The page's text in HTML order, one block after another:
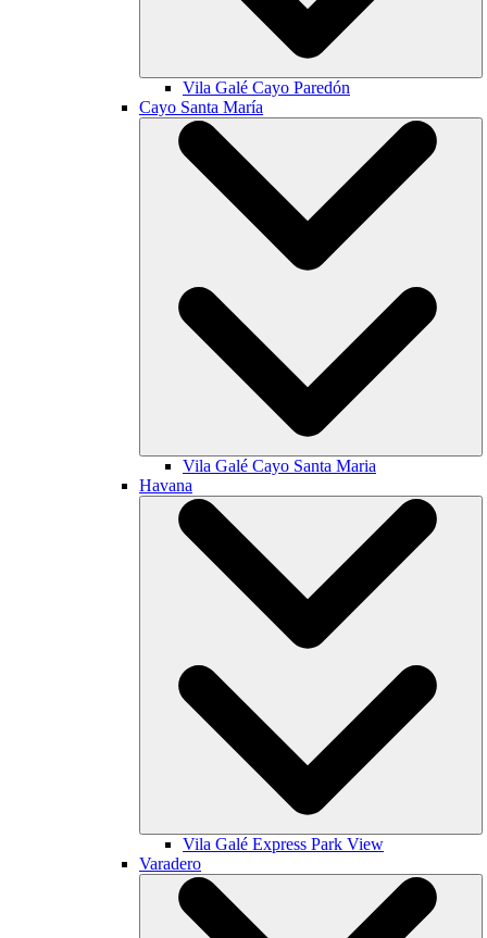
Vila Galé Cayo Paredón
Cayo Santa María
Vila Galé Cayo Santa Maria
Havana
Vila Galé Express Park View
Varadero